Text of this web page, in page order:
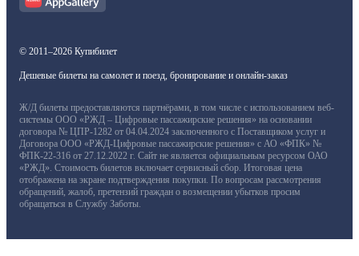
© 2011–2026 Купибилет
Дешевые билеты на самолет и поезд, бронирование и онлайн-заказ
Ж/Д билеты предоставляются партнёрами, в том числе с использованием веб-
системы ООО «РЖД – Цифровые пассажирские решения» на основании
договора № ЦПР-1282 от 04.04.2024 заключенного с Поставщиком услуг и
Договора ООО «РЖД-Цифровые пассажирские решения» с АО «ФПК» №
ФПК-22-316 от 27.12.2022 г. Сайт не является официальным ресурсом ОАО
«РЖД». Стоимость билетов включает сервисный сбор. Итоговая цена
отображена на экране подтверждения покупки. По вопросам рассмотрения
обращений, жалоб, претензий граждан о возмещении убытков просим
обращаться в Службу Заботы.